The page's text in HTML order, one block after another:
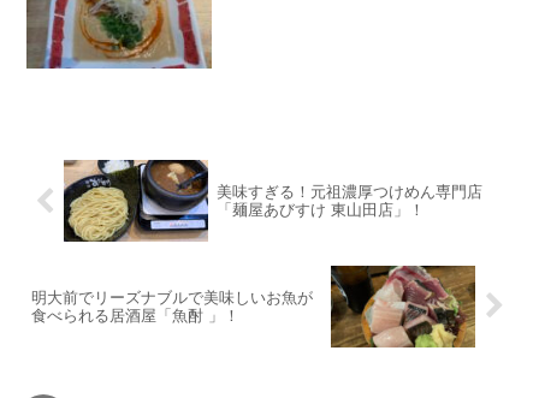
美味すぎる！元祖濃厚つけめん専門店
「麺屋あびすけ 東山田店」！
明大前でリーズナブルで美味しいお魚が
食べられる居酒屋「魚酎 」！